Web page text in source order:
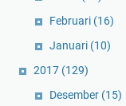
Februari (16)
Januari (10)
2017 (129)
Desember (15)